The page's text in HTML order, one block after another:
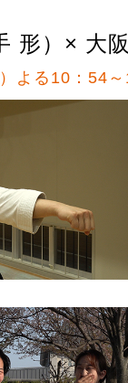
形）× 大
よる10：54